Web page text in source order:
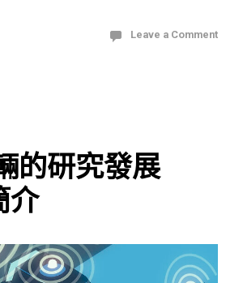
Leave a Comment
的研究發展
介